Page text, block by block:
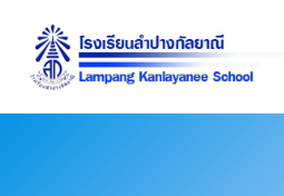
Content
Navigation